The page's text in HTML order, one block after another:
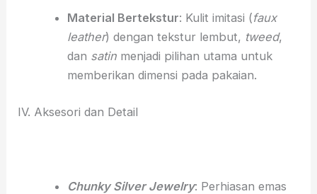
Material Bertekstur: Kulit imitasi (faux
leather) dengan tekstur lembut, tweed,
dan satinmenjadi pilihan utama untuk
memberikan dimensi pada pakaian.
IV. Aksesori dan Detail
Chunky Silver Jewelry: Perhiasan emas